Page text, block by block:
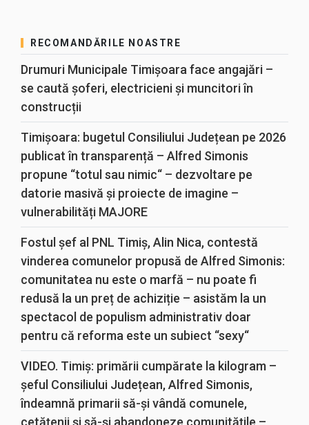
RECOMANDĂRILE NOASTRE
Drumuri Municipale Timișoara face angajări –
se caută șoferi, electricieni și muncitori în
construcții
Timișoara: bugetul Consiliului Județean pe 2026
publicat în transparență – Alfred Simonis
propune “totul sau nimic“ – dezvoltare pe
datorie masivă și proiecte de imagine –
vulnerabilități MAJORE
Fostul șef al PNL Timiș, Alin Nica, contestă
vinderea comunelor propusă de Alfred Simonis:
comunitatea nu este o marfă – nu poate fi
redusă la un preț de achiziție – asistăm la un
spectacol de populism administrativ doar
pentru că reforma este un subiect “sexy“
VIDEO. Timiș: primării cumpărate la kilogram –
șeful Consiliului Județean, Alfred Simonis,
îndeamnă primarii să-și vândă comunele,
cetățenii și să-și abandoneze comunitățile –